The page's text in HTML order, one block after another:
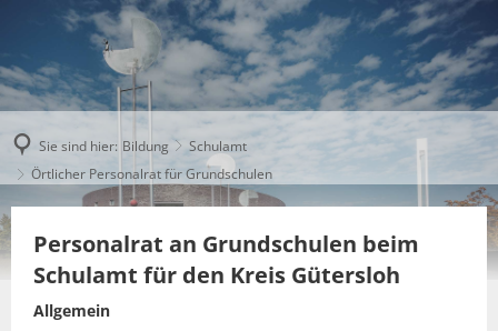
Sie sind hier: Bildung
Schulamt
Örtlicher Personalrat für Grundschulen
Personalrat an Grundschulen beim
Schulamt für den Kreis Gütersloh
Allgemein